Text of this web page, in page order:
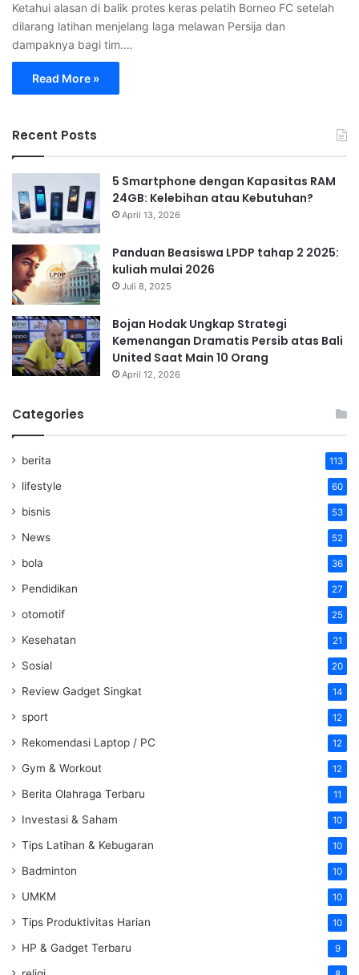
Ketahui alasan di balik protes keras pelatih Borneo FC setelah
dilarang latihan menjelang laga melawan Persija dan
dampaknya bagi tim.…
Read More »
Recent Posts
5 Smartphone dengan Kapasitas RAM
24GB: Kelebihan atau Kebutuhan?
April 13, 2026
Panduan Beasiswa LPDP tahap 2 2025:
kuliah mulai 2026
Juli 8, 2025
Bojan Hodak Ungkap Strategi
Kemenangan Dramatis Persib atas Bali
United Saat Main 10 Orang
April 12, 2026
Categories
berita 113
lifestyle 60
bisnis 53
News 52
bola 36
Pendidikan 27
otomotif 25
Kesehatan 21
Sosial 20
Review Gadget Singkat 14
sport 12
Rekomendasi Laptop / PC 12
Gym & Workout 12
Berita Olahraga Terbaru 11
Investasi & Saham 10
Tips Latihan & Kebugaran 10
Badminton 10
UMKM 10
Tips Produktivitas Harian 10
HP & Gadget Terbaru 9